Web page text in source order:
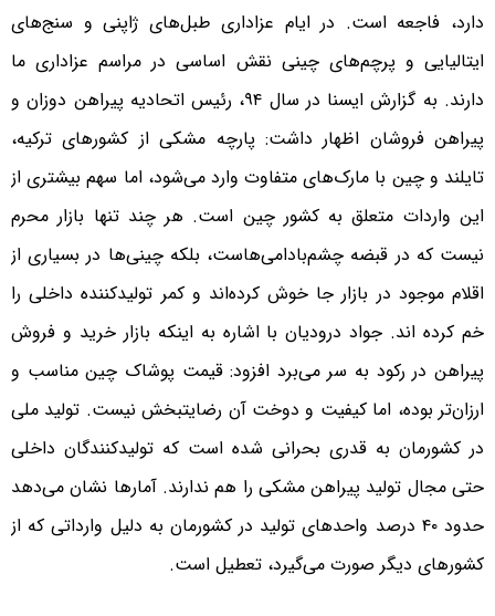
دارد، فاجعه است. در ایام عزاداری طبل‌های ژاپنی و سنج‌های
ایتالیایی و پرچم‌های چینی نقش اساسی در مراسم عزاداری ما
دارند. به گزارش ایسنا در سال ۹۴، رئیس اتحادیه پیراهن دوزان و
پیراهن فروشان اظهار داشت: پارچه مشکی از کشورهای ترکیه،
تایلند و چین با مارک‌های متفاوت وارد می‌شود، اما سهم بیشتری از
این واردات متعلق به کشور چین است. هر چند تنها بازار محرم
نیست که در قبضه چشم‌بادامی‌هاست، بلکه چینی‌ها در بسیاری از
اقلام موجود در بازار جا خوش کرده‌اند و کمر تولیدکننده داخلی را
خم کرده اند. جواد درودیان با اشاره به اینکه بازار خرید و فروش
پیراهن در رکود به سر می‌برد افزود: قیمت پوشاک چین مناسب و
ارزان‌تر بوده، اما کیفیت و دوخت آن رضایتبخش نیست. تولید ملی
در کشورمان به قدری بحرانی شده است که تولیدکنندگان داخلی
حتی مجال تولید پیراهن مشکی را هم ندارند. آمارها نشان می‌دهد
حدود ۴۰ درصد واحدهای تولید در کشورمان به دلیل وارداتی که از
کشورهای دیگر صورت می‌گیرد، تعطیل است.